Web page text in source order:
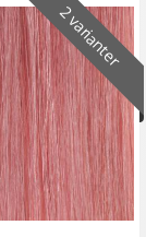
2 varianter